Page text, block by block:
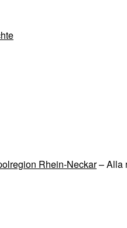
Rhein-Neckar– Alla